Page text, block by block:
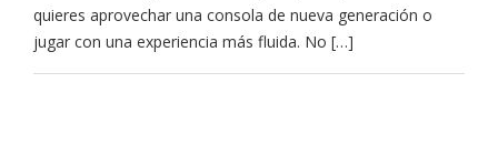
quieres aprovechar una consola de nueva generación o
jugar con una experiencia más fluida. No […]